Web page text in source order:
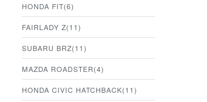
HONDA FIT(6)
FAIRLADY Z(11)
SUBARU BRZ(11)
MAZDA ROADSTER(4)
HONDA CIVIC HATCHBACK(11)